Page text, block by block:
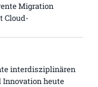
Migration
Cloud-
interdisziplinären
heute